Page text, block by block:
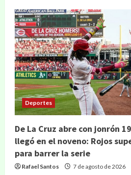
Deportes
De La Cruz abre con jonrón
llegó en el noveno: Rojos
para barrer la serie
Rafael Santos 7 de agosto de 2026